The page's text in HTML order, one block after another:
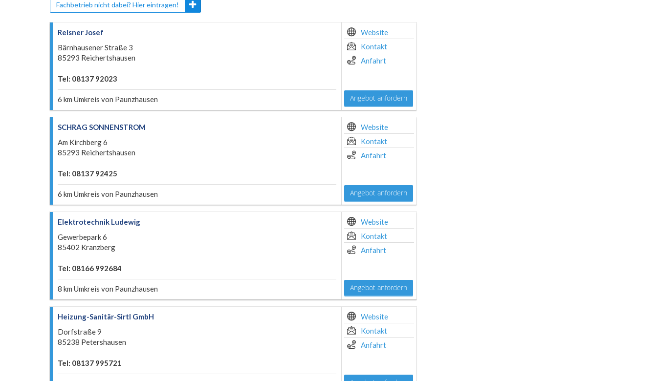
Fachbetrieb nicht dabei? Hier eintragen!
Reisner Josef
Bärnhausener Straße 3
85293 Reichertshausen
Tel: 08137 92023
6 km Umkreis von Paunzhausen
Website
Kontakt
Anfahrt
Angebot anfordern
SCHRAG SONNENSTROM
Am Kirchberg 6
85293 Reichertshausen
Tel: 08137 92425
6 km Umkreis von Paunzhausen
Website
Kontakt
Anfahrt
Angebot anfordern
Elektrotechnik Ludewig
Gewerbepark 6
85402 Kranzberg
Tel: 08166 992684
8 km Umkreis von Paunzhausen
Website
Kontakt
Anfahrt
Angebot anfordern
Heizung-Sanitär-Sirtl GmbH
Dorfstraße 9
85238 Petershausen
Tel: 08137 995721
Website
Kontakt
Anfahrt